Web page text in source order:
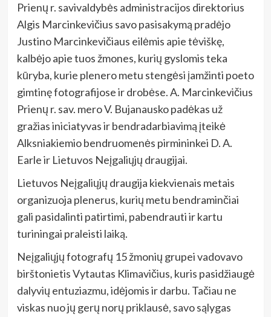
Prienų r. savivaldybės administracijos direktorius
Algis Marcinkevičius savo pasisakymą pradėjo
Justino Marcinkevičiaus eilėmis apie tėviškę,
kalbėjo apie tuos žmones, kurių gyslomis teka
kūryba, kurie plenero metu stengėsi įamžinti poeto
gimtinę fotografijose ir drobėse. A. Marcinkevičius
Prienų r. sav. mero V. Bujanausko padėkas už
gražias iniciatyvas ir bendradarbiavimą įteikė
Alksniakiemio bendruomenės pirmininkei D. A.
Earle ir Lietuvos Neįgaliųjų draugijai.
Lietuvos Neįgaliųjų draugija kiekvienais metais
organizuoja plenerus, kurių metu bendraminčiai
gali pasidalinti patirtimi, pabendrauti ir kartu
turiningai praleisti laiką.
Neįgaliųjų fotografų 15 žmonių grupei vadovavo
birštonietis Vytautas Klimavičius, kuris pasidžiaugė
dalyvių entuziazmu, idėjomis ir darbu. Tačiau ne
viskas nuo jų gerų norų priklausė, savo sąlygas